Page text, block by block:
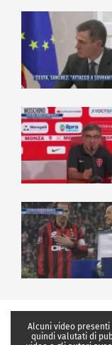
Alcuni video
quindi valutati di